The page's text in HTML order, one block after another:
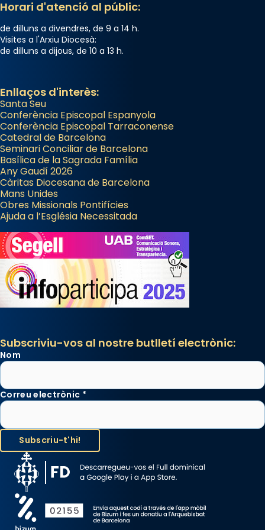
eterna”) són deixebles seves. I l’any 1667, el
frare Joan Gaspar Roig, afirma en una obra
que les santes són filles de l’antiga Iluro.
Mataró en reivindicarà les relíquies fins que
a la “Missa de les Santes” (“Missa de
Glòria”) fou composta el 1848 per Mn.
Manuel Blanch, amb aire d’òpera
italianitzant; s’interpreta per privilegi
pontifici, amb orquestra i cor, i té una
duració aproximada de tres hores. Després,
processó (recuperada el 1972) al voltant
del temple amb les relíquies de les santes.
Des de 1985 hi participa també un grup de
diablesses amb música i ball propis. Festa
gran a Mataró.
«Si vols saber què és calor, ves per les
Santes a Mataró»🥵.
Photo
View on Facebook · Share
Horari d'atenció al públic:
de dilluns a divendres, de 9 a 14 h.
Visites a l'Arxiu Diocesà:
de dilluns a dijous, de 10 a 13 h.
Enllaços d'interès:
Santa Seu
Conferència Episcopal Espanyola
Conferència Episcopal Tarraconense
Catedral de Barcelona
Seminari Conciliar de Barcelona
Basílica de la Sagrada Família
Any Gaudí 2026
Càritas Diocesana de Barcelona
Mans Unides
Obres Missionals Pontifícies
Ajuda a l’Església Necessitada
Subscriviu-vos al nostre butlletí electrònic:
Nom
Correu electrònic *